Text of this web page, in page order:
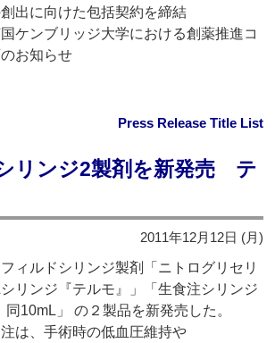
出に向けた包括契約を締結
国ケンブリッジ大学における創薬推進コ
お知らせ
Press Release Title List
シリンジ2製剤を新発売 テ
2011年12月12日 (月)
ィルドシリンジ製剤「ニトログリセリ
リンジ『テルモ』」「生食注シリンジ
同10mL」 の２製品を新発売した。
は、手術時の低血圧維持や